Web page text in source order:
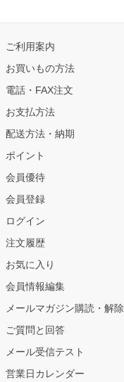
ご利用案内
お買いもの方法
電話・FAX注文
お支払方法
配送方法・納期
ポイント
会員優待
会員登録
ログイン
注文履歴
お気に入り
会員情報編集
メールマガジン購読・解除
ご質問と回答
メール受信テスト
営業日カレンダー